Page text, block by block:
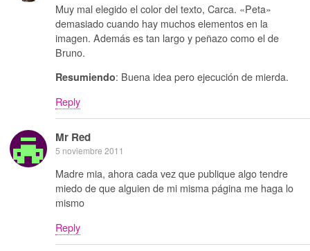
Muy mal elegido el color del texto, Carca. «Peta»
demasiado cuando hay muchos elementos en la
imagen. Además es tan largo y peñazo como el de
Bruno.
Resumiendo: Buena idea pero ejecución de mierda.
Reply
Mr Red
5 noviembre 2011
Madre mia, ahora cada vez que publique algo tendre
miedo de que alguien de mi misma página me haga lo
mismo
Reply